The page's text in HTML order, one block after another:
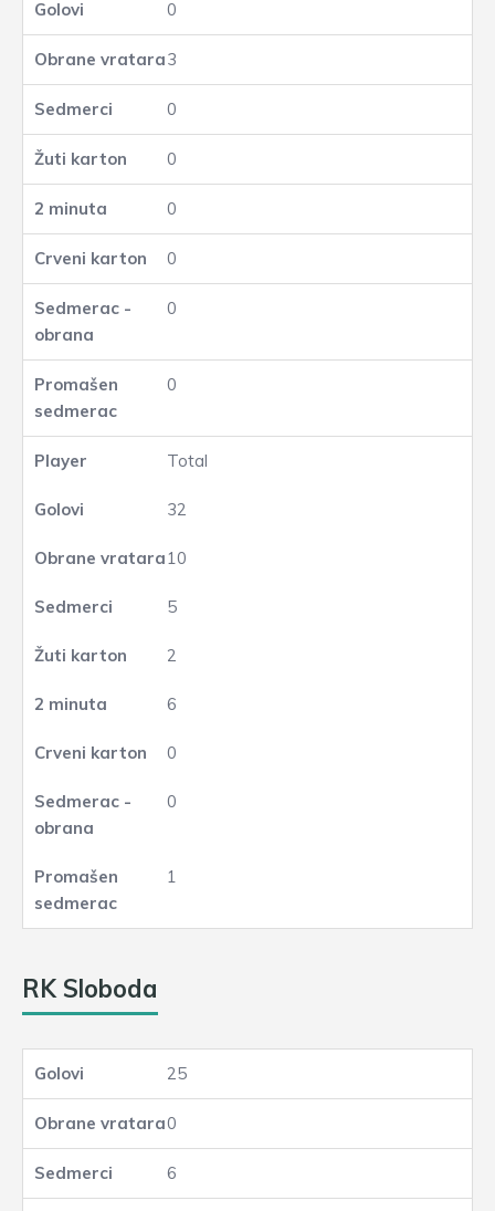
0
3
0
0
0
0
0
0
Total
32
10
5
2
6
0
0
1
RK Sloboda
25
0
6